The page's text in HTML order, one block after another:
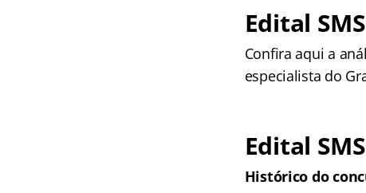
Edital
Confira aqui a
especialista do
Edital
Histórico do